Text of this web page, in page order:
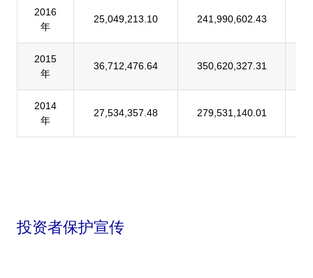
2016
年
25,049,213.10 241,990,602.43
2015
年
36,712,476.64 350,620,327.31
2014
年
27,534,357.48 279,531,140.01
投资者保护宣传